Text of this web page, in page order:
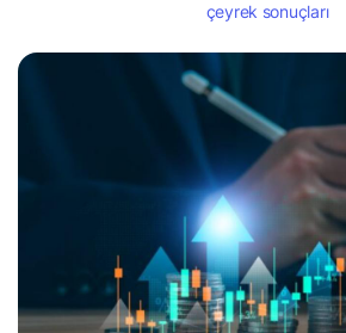
çeyrek sonuçları